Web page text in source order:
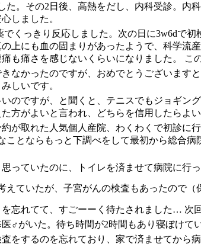
た。その2日後、高熱をだし、内科受診。内
しました。
でくっきり反応しました。次の日に3w6dで
上にも血の固まりがあったようで、科学流
も痛さを感じないくらいになりました。 こ
なかったのですが、おめでとうございます
しいです。
のですが、と聞くと、テニスでもジョギン
方がよいと言われ、どちらを信用したらよい
が取れた人気個人産院、わくわくで初診
ことならもっと下調べをして最初から総合
っていたのに、トイレを済ませて病院に行っ
えていたが、子宮がんの検査もあったので
忘れてて、すごーーく待たされました… 次
♂がいた。待ち時間が2時間もあり寝ぼけて
をするのを忘れており、家で済ませてか